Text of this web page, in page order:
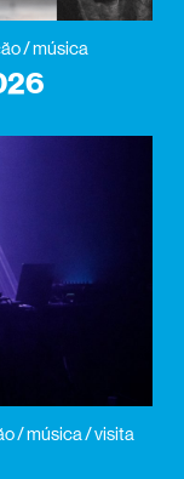
/ música
/ música / visita